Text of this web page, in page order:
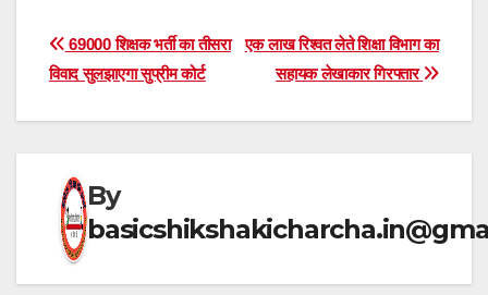
at
s
A
p
e
gr
a
c
e
b
k
ar
Post
navigation
एक लाख रिश्वत लेते शिक्षा विभाग का
सहायक लेखाकार गिरफ्तार
69000 शिक्षक भर्ती का तीसरा
विवाद सुलझाएगा सुप्रीम कोर्ट
By